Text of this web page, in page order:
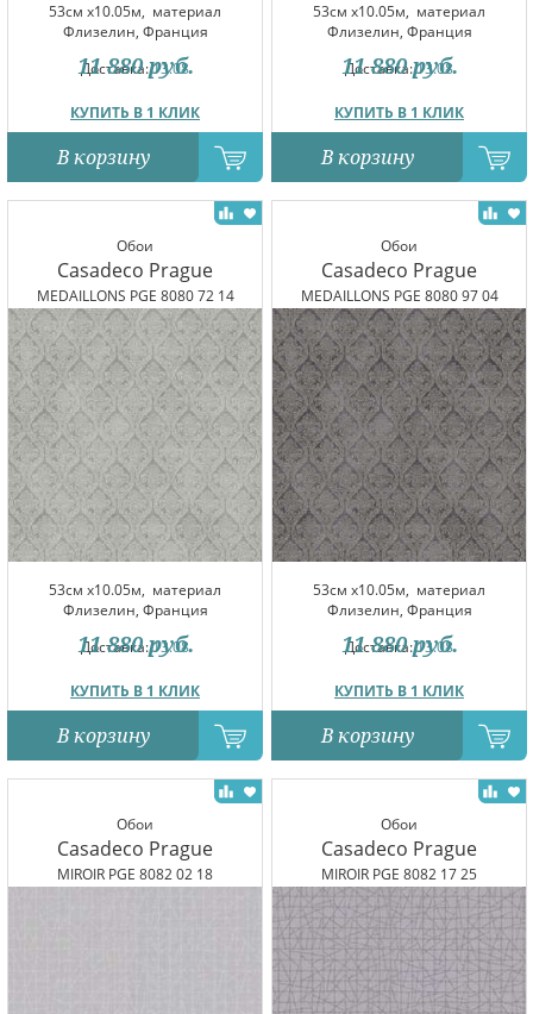
53см x10.05м, материал
Флизелин, Франция
Доставка:13.08
КУПИТЬ В 1 КЛИК
11 880 руб.
В корзину
53см x10.05м, материал
Флизелин, Франция
Доставка:13.08
КУПИТЬ В 1 КЛИК
11 880 руб.
В корзину
Обои
Casadeco Prague
MEDAILLONS PGE 8080 72 14
53см x10.05м, материал
Флизелин, Франция
Доставка:13.08
КУПИТЬ В 1 КЛИК
11 880 руб.
В корзину
Обои
Casadeco Prague
MEDAILLONS PGE 8080 97 04
53см x10.05м, материал
Флизелин, Франция
Доставка:13.08
КУПИТЬ В 1 КЛИК
11 880 руб.
В корзину
Обои
Casadeco Prague
MIROIR PGE 8082 02 18
Обои
Casadeco Prague
MIROIR PGE 8082 17 25